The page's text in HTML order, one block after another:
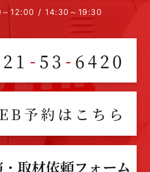
12:00 / 14:30～19:30